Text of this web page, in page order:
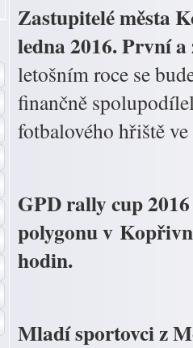
Zastupitelé města
ledna 2016. První
letošním roce se
finančně
fotbalového hřiště
GPD rally cup
polygonu v
hodin.
Mladí sportovci z